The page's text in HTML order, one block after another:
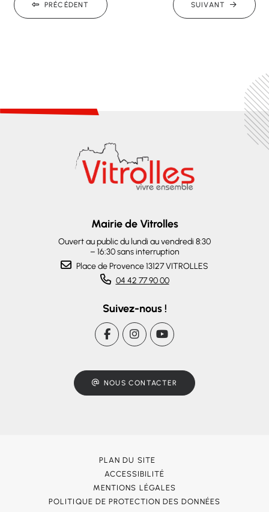
PRÉCÉDENT SUIVANT
Mairie de Vitrolles
Ouvert au public du lundi au vendredi 8:30
– 16:30 sans interruption
Place de Provence 13127 VITROLLES
04 42 77 90 00
Suivez-nous !
NOUS CONTACTER
PLAN DU SITE
ACCESSIBILITÉ
MENTIONS LÉGALES
POLITIQUE DE PROTECTION DES DONNÉES